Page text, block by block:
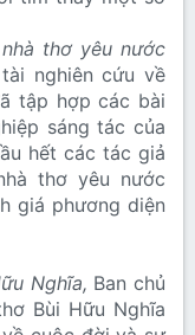
thơ yêu nước
nghiên cứu về
tập hợp các bài
sáng tác của
hết các tác giả
thơ yêu nước
giá phương diện
Nghĩa, Ban chủ
Bùi Hữu Nghĩa